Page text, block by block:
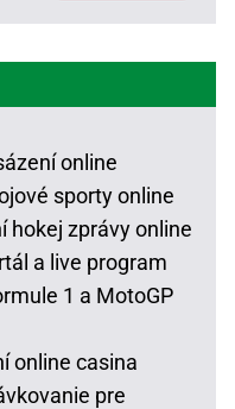
online
sporty online
hokej zprávy online
a live program
1 a MotoGP
online casina
pre